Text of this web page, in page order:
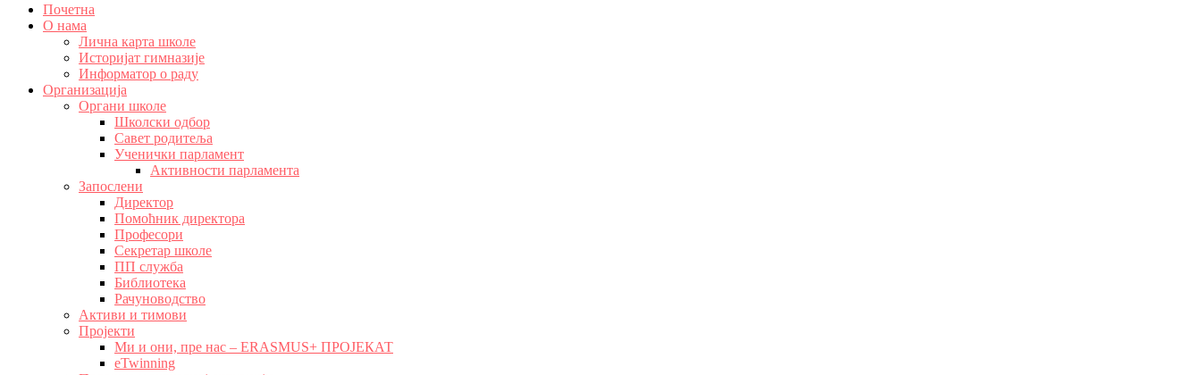
Почетна
О нама
Лична карта школе
Историјат гимназије
Информатор о раду
Организација
Органи школе
Школски одбор
Савет родитеља
Ученички парламент
Активности парламента
Запослени
Директор
Помоћник директора
Професори
Секретар школе
ПП служба
Библиотека
Рачуноводство
Активи и тимови
Пројекти
Ми и они, пре нас – ERASMUS+ ПРОЈЕКАТ
eTwinning